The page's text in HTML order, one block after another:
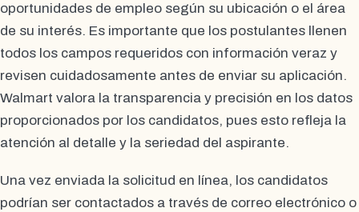
oportunidades de empleo según su ubicación o el área
de su interés. Es importante que los postulantes llenen
todos los campos requeridos con información veraz y
revisen cuidadosamente antes de enviar su aplicación.
Walmart valora la transparencia y precisión en los datos
proporcionados por los candidatos, pues esto refleja la
atención al detalle y la seriedad del aspirante.
Una vez enviada la solicitud en línea, los candidatos
podrían ser contactados a través de correo electrónico o